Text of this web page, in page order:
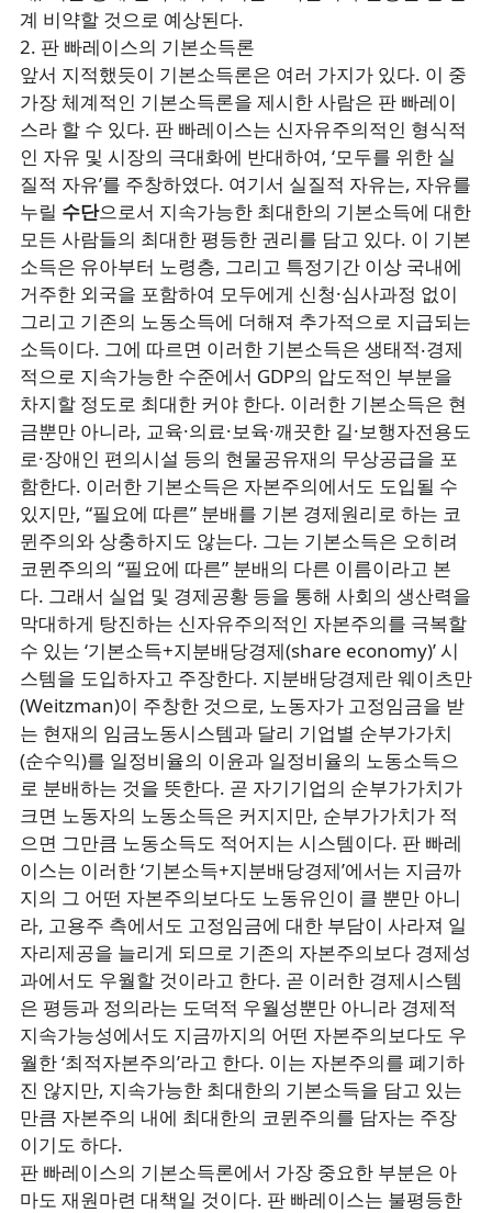
계 비약할 것으로 예상된다.
2. 판 빠레이스의 기본소득론
앞서 지적했듯이 기본소득론은 여러 가지가 있다. 이 중
가장 체계적인 기본소득론을 제시한 사람은 판 빠레이
스라 할 수 있다. 판 빠레이스는 신자유주의적인 형식적
인 자유 및 시장의 극대화에 반대하여, ‘모두를 위한 실
질적 자유’를 주창하였다. 여기서 실질적 자유는, 자유를
누릴 수단으로서 지속가능한 최대한의 기본소득에 대한
모든 사람들의 최대한 평등한 권리를 담고 있다. 이 기본
소득은 유아부터 노령층, 그리고 특정기간 이상 국내에
거주한 외국을 포함하여 모두에게 신청·심사과정 없이
그리고 기존의 노동소득에 더해져 추가적으로 지급되는
소득이다. 그에 따르면 이러한 기본소득은 생태적‧경제
적으로 지속가능한 수준에서 GDP의 압도적인 부분을
차지할 정도로 최대한 커야 한다. 이러한 기본소득은 현
금뿐만 아니라, 교육·의료·보육·깨끗한 길·보행자전용도
로·장애인 편의시설 등의 현물공유재의 무상공급을 포
함한다. 이러한 기본소득은 자본주의에서도 도입될 수
있지만, “필요에 따른” 분배를 기본 경제원리로 하는 코
뮌주의와 상충하지도 않는다. 그는 기본소득은 오히려
코뮌주의의 “필요에 따른” 분배의 다른 이름이라고 본
다. 그래서 실업 및 경제공황 등을 통해 사회의 생산력을
막대하게 탕진하는 신자유주의적인 자본주의를 극복할
수 있는 ‘기본소득+지분배당경제(share economy)’ 시
스템을 도입하자고 주장한다. 지분배당경제란 웨이츠만
(Weitzman)이 주창한 것으로, 노동자가 고정임금을 받
는 현재의 임금노동시스템과 달리 기업별 순부가가치
(순수익)를 일정비율의 이윤과 일정비율의 노동소득으
로 분배하는 것을 뜻한다. 곧 자기기업의 순부가가치가
크면 노동자의 노동소득은 커지지만, 순부가가치가 적
으면 그만큼 노동소득도 적어지는 시스템이다. 판 빠레
이스는 이러한 ‘기본소득+지분배당경제’에서는 지금까
지의 그 어떤 자본주의보다도 노동유인이 클 뿐만 아니
라, 고용주 측에서도 고정임금에 대한 부담이 사라져 일
자리제공을 늘리게 되므로 기존의 자본주의보다 경제성
과에서도 우월할 것이라고 한다. 곧 이러한 경제시스템
은 평등과 정의라는 도덕적 우월성뿐만 아니라 경제적
지속가능성에서도 지금까지의 어떤 자본주의보다도 우
월한 ‘최적자본주의’라고 한다. 이는 자본주의를 폐기하
진 않지만, 지속가능한 최대한의 기본소득을 담고 있는
만큼 자본주의 내에 최대한의 코뮌주의를 담자는 주장
이기도 하다.
판 빠레이스의 기본소득론에서 가장 중요한 부분은 아
마도 재원마련 대책일 것이다. 판 빠레이스는 불평등한